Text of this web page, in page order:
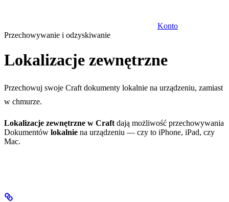
Konto
Przechowywanie i odzyskiwanie
Lokalizacje zewnętrzne
Przechowuj swoje Craft dokumenty lokalnie na urządzeniu, zamiast
w chmurze.
Lokalizacje zewnętrzne w Craft dają możliwość przechowywania
Dokumentów lokalnie na urządzeniu — czy to iPhone, iPad, czy
Mac.